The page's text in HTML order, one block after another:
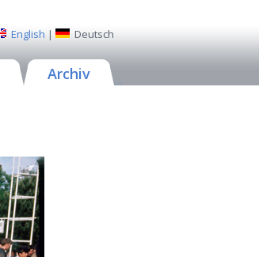
English | Deutsch
Archiv